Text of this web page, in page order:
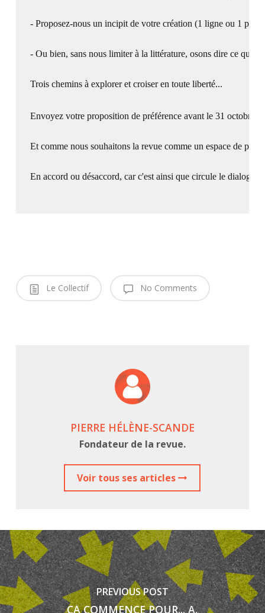
- Proposez-nous un incipit de votre création (1 ligne ou 1
- Ou bien, sans nous limiter à la littérature, osons dire ce que
Trois chemins à explorer et croiser en toute liberté...
Envoyez votre proposition de préférence avant le 31 octobre à
Et comme nous souhaitons la revue comme un espace de
Le Collectif No Comments
PIERRE HÉLÈNE-SCANDE
Fondateur de la revue.
Voir tous ses articles
PREVIOUS POST
ÇA COMMENCE POUR... A.